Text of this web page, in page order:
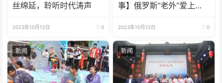
丝绵延，聆听时代涛声
2023年10月12日 0
事】俄罗斯“老外”爱上太
多人想来学习
2023年10月12日 0
新闻 新闻